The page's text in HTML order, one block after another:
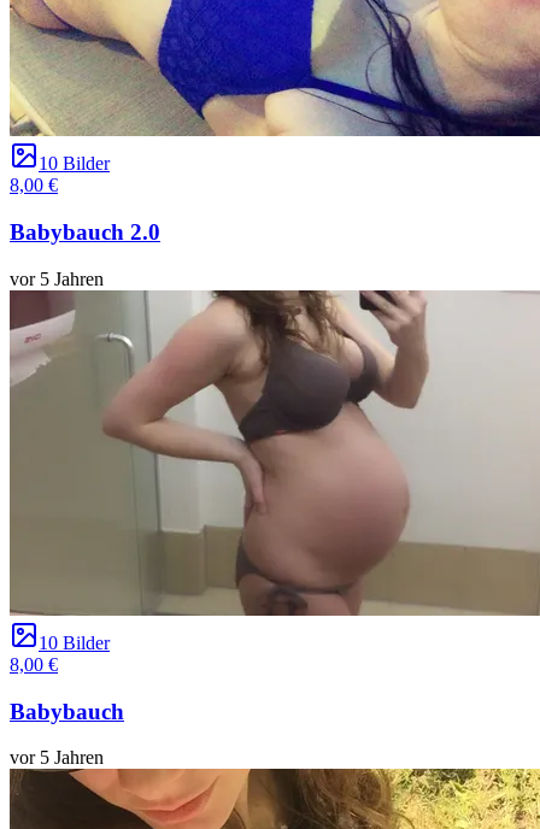
10 Bilder
8,00 €
Babybauch 2.0
vor 5 Jahren
10 Bilder
8,00 €
Babybauch
vor 5 Jahren